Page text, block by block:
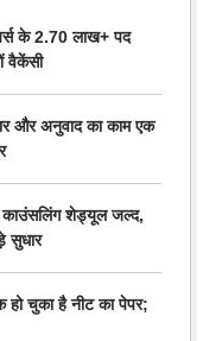
के 2.70 लाख+ पद
वैकेंसी
और अनुवाद का काम एक
शेड्यूल जल्द,
सुधार
चुका है नीट का पेपर;